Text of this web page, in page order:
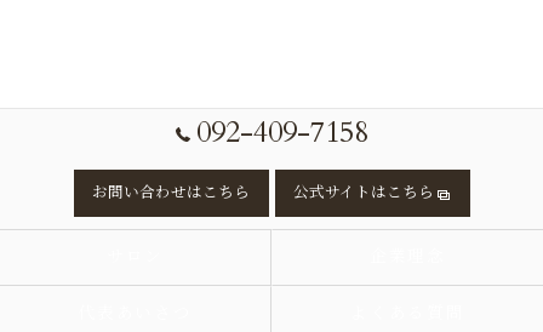
092-409-7158
お問い合わせはこちら 公式サイトはこちら